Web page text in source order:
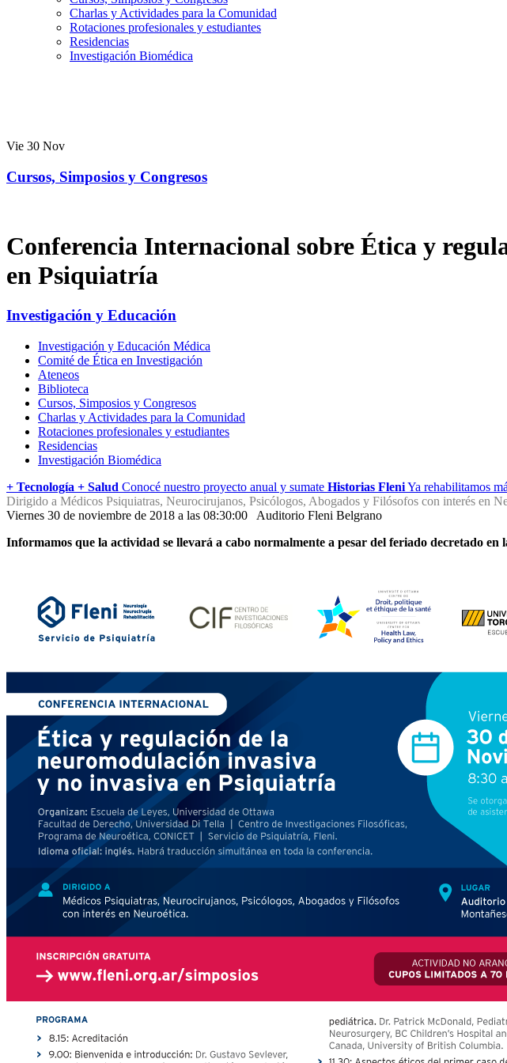
Charlas y Actividades para la Comunidad
Rotaciones profesionales y estudiantes
Residencias
Investigación Biomédica
Vie 30 Nov
Cursos, Simposios y Congresos
Conferencia Internacional sobre Ética y
en Psiquiatría
Investigación y Educación
Investigación y Educación Médica
Comité de Ética en Investigación
Ateneos
Biblioteca
Cursos, Simposios y Congresos
Charlas y Actividades para la Comunidad
Rotaciones profesionales y estudiantes
Residencias
Investigación Biomédica
+ Tecnología + Salud Conocé nuestro proyecto anual y sumate Historias FleniYa rehabilitamos
Dirigido a Médicos Psiquiatras, Neurocirujanos, Psicólogos, Abogados y Filósofos con interés en
Viernes 30 de noviembre de 2018 a las 08:30:00 Auditorio Fleni Belgrano
Informamos que la actividad se llevará a cabo normalmente a pesar del feriado decretado